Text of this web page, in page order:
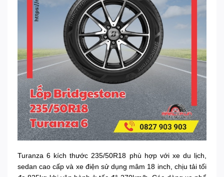
Turanza 6 kích thước 235/50R18 phù hợp với xe du lịch,
sedan cao cấp và xe điện sử dụng mâm 18 inch, chịu tải tối